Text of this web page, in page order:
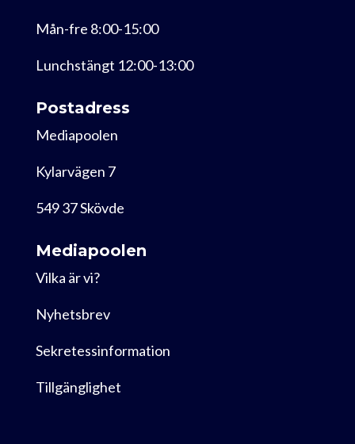
Mån-fre 8:00-15:00
Lunchstängt 12:00-13:00
Postadress
Mediapoolen
Kylarvägen 7
549 37 Skövde
Mediapoolen
Vilka är vi?
Nyhetsbrev
Sekretessinformation
Tillgänglighet